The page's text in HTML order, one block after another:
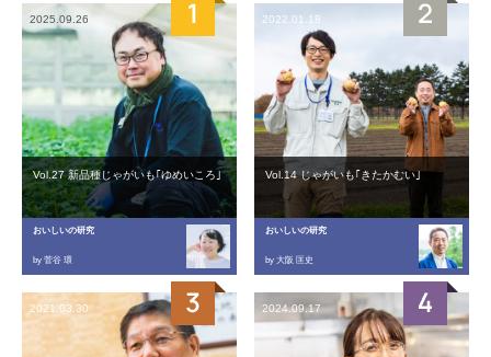
2025.09.26
Vol.27 新品種じゃがいも｢ゆめいころ｣
おいしいの研究
by 菅谷 環
2022.01.18
Vol.14 じゃがいも｢きたかむい｣
おいしいの研究
by 大阪 匡史
2021.03.30 2024.09.17